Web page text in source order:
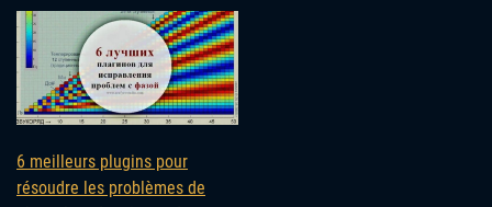
6 meilleurs plugins pour
résoudre les problèmes de